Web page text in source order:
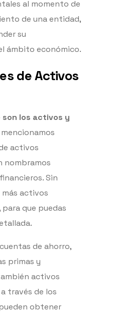
al momento de
de una entidad,
su
ámbito económico.
de Activos
son los activos y
mencionamos
activos
nombramos
Sin
activos
que puedas
de ahorro,
primas y
activos
través de los
obtener